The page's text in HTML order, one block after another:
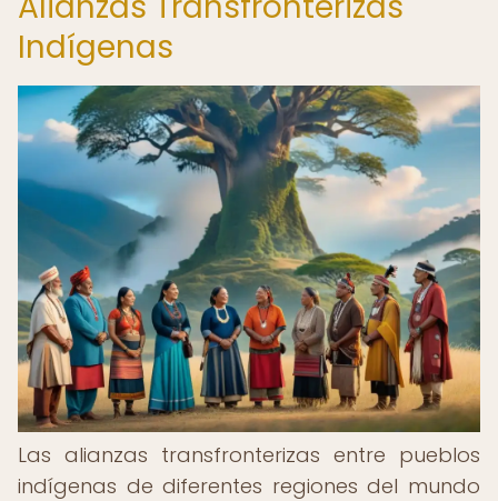
Indígenas
Las alianzas transfronterizas entre pueblos
indígenas de diferentes regiones del mundo